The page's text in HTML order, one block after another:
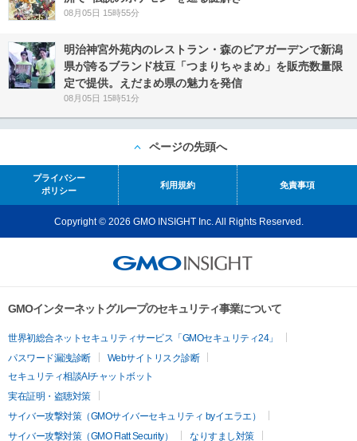
08月05日 15時55分
明治神宮外苑内のレストラン・森のビアガーデンで新潟
県が誇るブランド枝豆「つまりちゃまめ」を販売数量限
定で提供。えだまめ県の魅力を発信
08月05日 15時51分
ページの先頭へ
プライバシー
ポリシー
利用規約 免責事項
Copyright © 2026 GMO INSIGHT Inc. All Rights Reserved.
GMOインターネットグループのセキュリティ事業について
世界初総合ネットセキュリティサービス「GMOセキュリティ24」
パスワード漏洩診断
Webサイトリスク診断
セキュリティ相談AIチャットボット
実在証明・盗聴対策
サイバー攻撃対策（GMOサイバーセキュリティ byイエラエ）
サイバー攻撃対策（GMO Flatt Security）
なりすまし対策